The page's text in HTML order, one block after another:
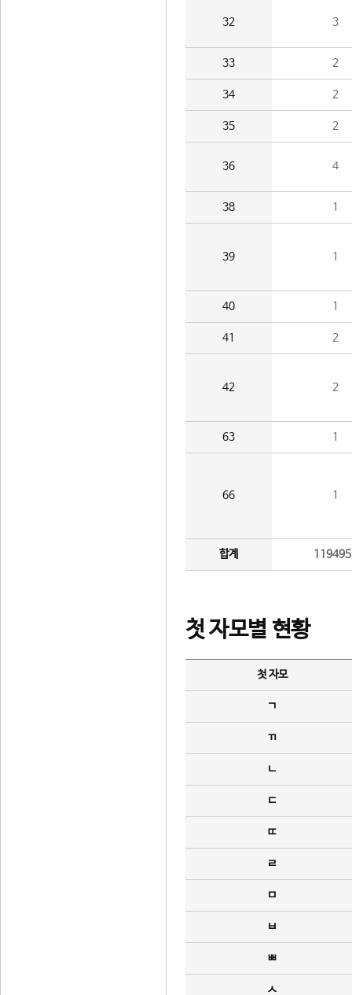
32 3
33 2
34 2
35 2
36 4
38 1
39 1
40 1
41 2
42 2
63 1
66 1
합계
첫 자모별 현황
첫 자모
ㄱ
ㄲ
ㄴ
ㄷ
ㄸ
ㄹ
ㅁ
ㅂ
ㅃ
ㅅ